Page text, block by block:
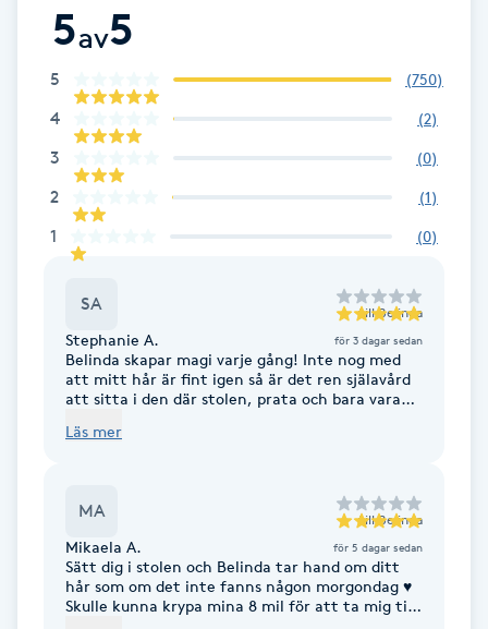
Extensions
Extensions borttagning
Eyeliner-tatuering
Face framing
Fet hårbotten
Fettreducering
Fotmassage
5av5
5 (750)
4 (2)
3 (0)
2 (1)
1 (0)
SA till Belinda
Stephanie A. för 3 dagar sedan
Belinda skapar magi varje gång! Inte nog med
att mitt hår är fint igen så är det ren själavård
att sitta i den där stolen, prata och bara vara
står ut med mig år efter år 😜❤️
Läs mer
MA till Belinda
Mikaela A. för 5 dagar sedan
Sätt dig i stolen och Belinda tar hand om ditt
hår som om det inte fanns någon morgondag ♥️
Skulle kunna krypa mina 8 mil för att ta mig till